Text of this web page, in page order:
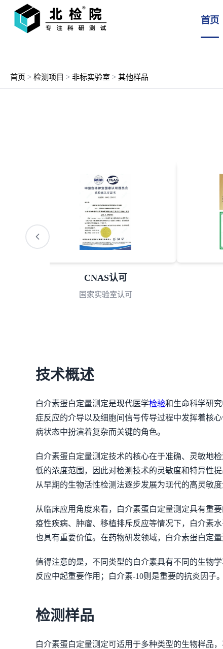
首页
首页 > 检测项目 > 非标实验室 > 其他样品
CNAS认可
国家实验室认可
技术概述
白介素蛋白定量测定是现代医学检验和生命科学研
症反应的介导以及细胞间信号传导过程中发挥着核
病状态中扮演着复杂而关键的角色。
白介素蛋白定量测定技术的核心在于准确、灵敏地
低的浓度范围，因此对检测技术的灵敏度和特异性
从早期的生物活性检测法逐步发展为现代的高灵敏度
从临床应用角度来看，白介素蛋白定量测定具有重
疫性疾病、肿瘤、移植排斥反应等情况下，白介素
也具有重要价值。在药物研发领域，白介素蛋白定
值得注意的是，不同类型的白介素具有不同的生物
反应中起重要作用；白介素-10则是重要的抗炎因子
检测样品
白介素蛋白定量测定可适用于多种类型的生物样品